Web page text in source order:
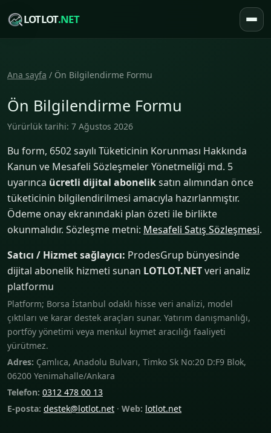
LOTLOT.NET
Ana sayfa / Ön Bilgilendirme Formu
Ön Bilgilendirme Formu
Yürürlük tarihi: 7 Ağustos 2026
Bu form, 6502 sayılı Tüketicinin Korunması Hakkında
Kanun ve Mesafeli Sözleşmeler Yönetmeliği md. 5
uyarınca ücretli dijital aboneliksatın alımından önce
tüketicinin bilgilendirilmesi amacıyla hazırlanmıştır.
Ödeme onay ekranındaki plan özeti ile birlikte
okunmalıdır. Sözleşme metni: Mesafeli Satış Sözleşmesi.
Satıcı / Hizmet sağlayıcı: ProdesGrup bünyesinde
dijital abonelik hizmeti sunan LOTLOT.NETveri analiz
platformu
Platform; Borsa İstanbul odaklı hisse veri analizi, model
çıktıları ve karar destek araçları sunar. Yatırım danışmanlığı,
portföy yönetimi veya menkul kıymet aracılığı faaliyeti
yürütmez.
Adres: Çamlıca, Anadolu Bulvarı, Timko Sk No:20 D:F9 Blok,
06200 Yenimahalle/Ankara
Telefon: 0312 478 00 13
E-posta: destek@lotlot.net · Web: lotlot.net